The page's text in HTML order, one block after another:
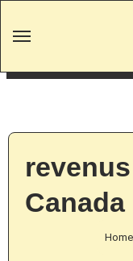
Canada
Home